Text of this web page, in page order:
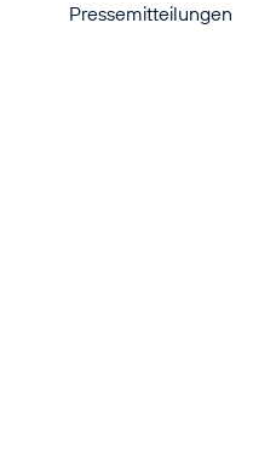
Pressemitteilungen